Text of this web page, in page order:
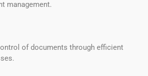
management.
of documents through efficient